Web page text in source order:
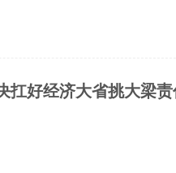
扛好经济大省挑大梁